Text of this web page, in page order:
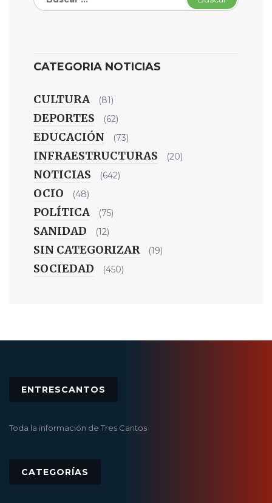
CATEGORIA NOTICIAS
CULTURA (81)
DEPORTES (62)
EDUCACIÓN (73)
INFRAESTRUCTURAS (20)
NOTICIAS (642)
OCIO (48)
POLÍTICA (75)
SANIDAD (12)
SIN CATEGORIZAR (19)
SOCIEDAD (450)
ENTRESCANTOS
Toda la información de Tres Cantos
CATEGORÍAS